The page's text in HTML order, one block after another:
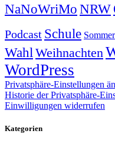
NaNoWriMo NRW
Podcast Schule Sommer
Wahl Weihnachten
WordPress
Privatsphäre-Einstellungen
Historie der Privatsphäre-
Einwilligungen widerrufen
Kategorien